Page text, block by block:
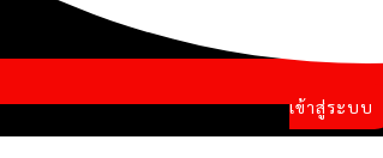
เข้าสู่ระบบ